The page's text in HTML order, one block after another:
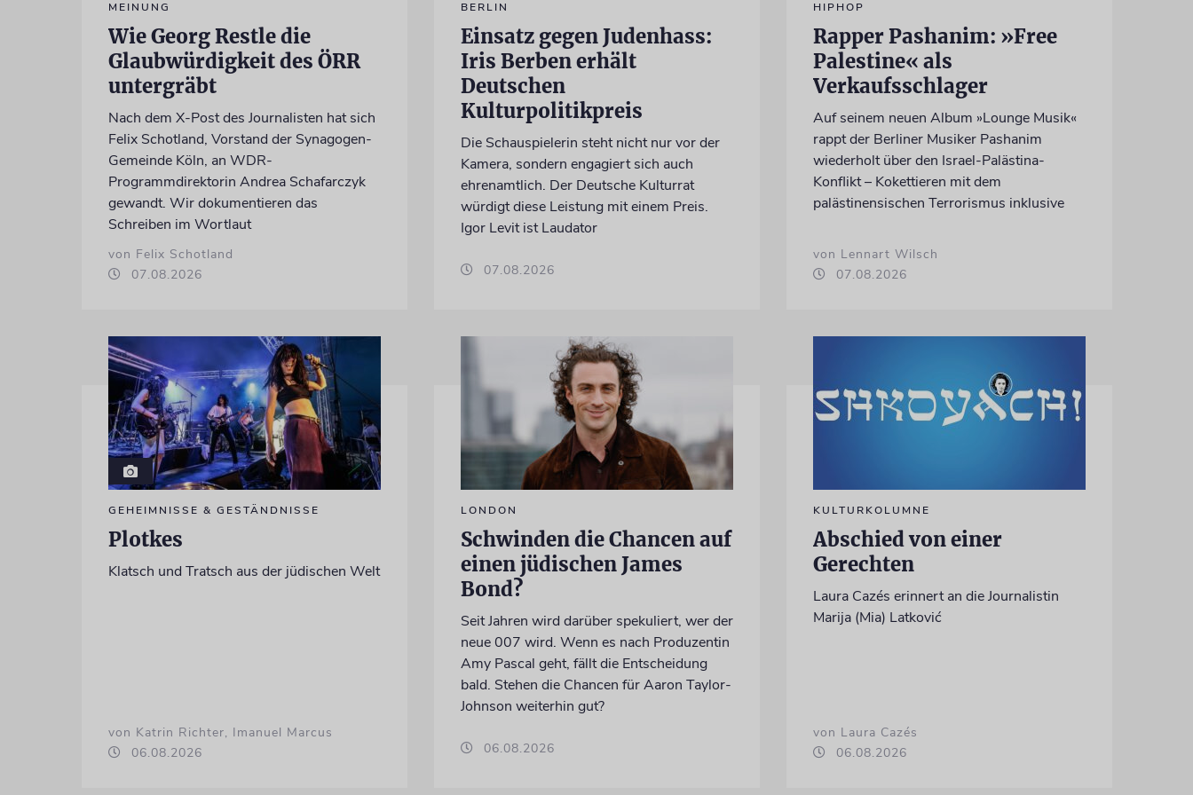
MEINUNG
Wie Georg Restle die
Glaubwürdigkeit des ÖRR
untergräbt
Nach dem X-Post des Journalisten hat sich
Felix Schotland, Vorstand der Synagogen-
Gemeinde Köln, an WDR-
Programmdirektorin Andrea Schafarczyk
gewandt. Wir dokumentieren das
Schreiben im Wortlaut
von Felix Schotland
07.08.2026
BERLIN
Einsatz gegen Judenhass:
Iris Berben erhält
Deutschen
Kulturpolitikpreis
Die Schauspielerin steht nicht nur vor der
Kamera, sondern engagiert sich auch
ehrenamtlich. Der Deutsche Kulturrat
würdigt diese Leistung mit einem Preis.
Igor Levit ist Laudator
07.08.2026
HIPHOP
Rapper Pashanim: »Free
Palestine« als
Verkaufsschlager
Auf seinem neuen Album »Lounge Musik«
rappt der Berliner Musiker Pashanim
wiederholt über den Israel-Palästina-
Konflikt – Kokettieren mit dem
palästinensischen Terrorismus inklusive
von Lennart Wilsch
07.08.2026
GEHEIMNISSE & GESTÄNDNISSE
Plotkes
Klatsch und Tratsch aus der jüdischen Welt
von Katrin Richter, Imanuel Marcus
06.08.2026
LONDON
Schwinden die Chancen auf
einen jüdischen James
Bond?
Seit Jahren wird darüber spekuliert, wer der
neue 007 wird. Wenn es nach Produzentin
Amy Pascal geht, fällt die Entscheidung
bald. Stehen die Chancen für Aaron Taylor-
Johnson weiterhin gut?
06.08.2026
KULTURKOLUMNE
Abschied von einer
Gerechten
Laura Cazés erinnert an die Journalistin
Marija (Mia) Latković
von Laura Cazés
06.08.2026